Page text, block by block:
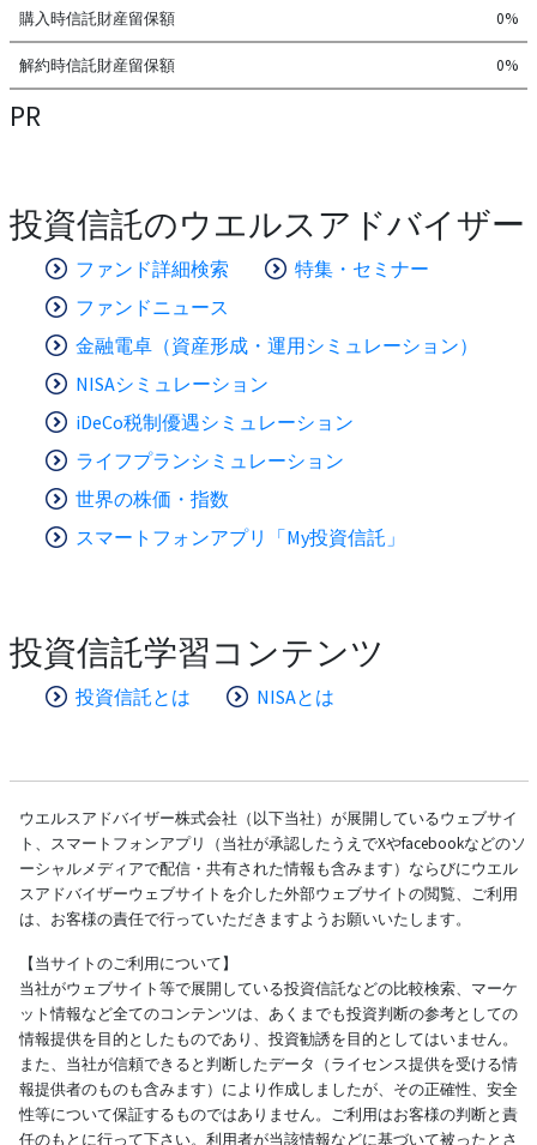
購入時信託財産留保額 0%
解約時信託財産留保額 0%
PR
投資信託のウエルスアドバイザー
ファンド詳細検索
特集・セミナー
ファンドニュース
金融電卓（資産形成・運用シミュレーション）
NISAシミュレーション
iDeCo税制優遇シミュレーション
ライフプランシミュレーション
世界の株価・指数
スマートフォンアプリ「My投資信託」
投資信託学習コンテンツ
投資信託とは NISAとは
ウエルスアドバイザー株式会社（以下当社）が展開しているウェブサイ
ト、スマートフォンアプリ（当社が承認したうえでXやfacebookなどのソ
ーシャルメディアで配信・共有された情報も含みます）ならびにウエル
スアドバイザーウェブサイトを介した外部ウェブサイトの閲覧、ご利用
は、お客様の責任で行っていただきますようお願いいたします。
【当サイトのご利用について】
当社がウェブサイト等で展開している投資信託などの比較検索、マーケ
ット情報など全てのコンテンツは、あくまでも投資判断の参考としての
情報提供を目的としたものであり、投資勧誘を目的としてはいません。
また、当社が信頼できると判断したデータ（ライセンス提供を受ける情
報提供者のものも含みます）により作成しましたが、その正確性、安全
性等について保証するものではありません。ご利用はお客様の判断と責
任のもとに行って下さい。利用者が当該情報などに基づいて被ったとさ